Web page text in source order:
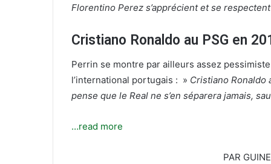
Florentino Perez s’apprécient et se respectent
Cristiano Ronaldo au PSG en
Perrin se montre par ailleurs assez
l’international portugais : » Cristiano Ronaldo
pense que le Real ne s’en séparera jamais,
…read more
PAR